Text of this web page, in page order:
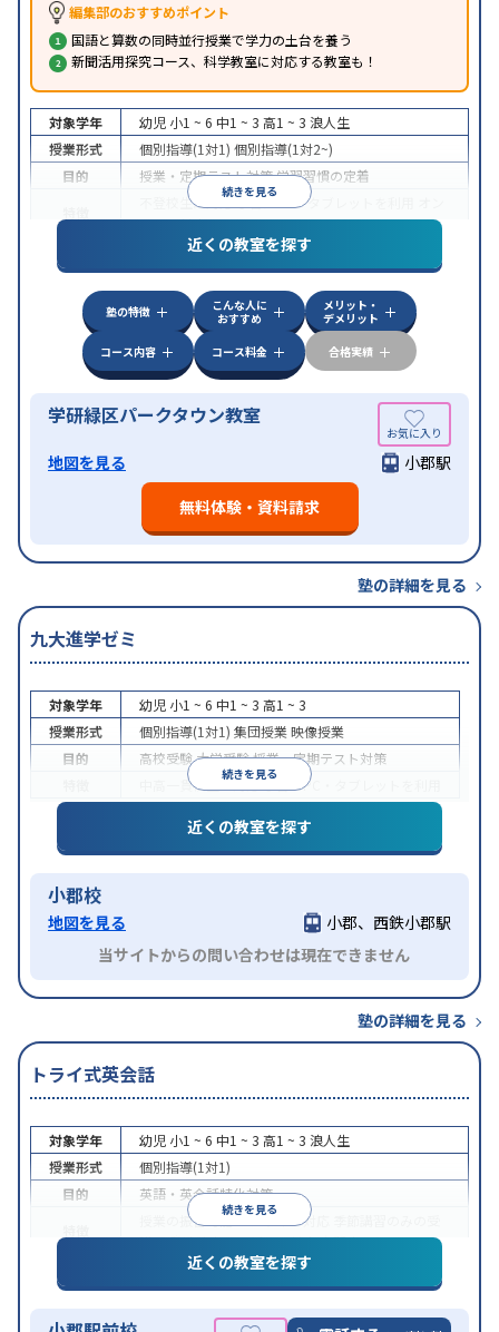
編集部のおすすめポイント
国語と算数の同時並行授業で学力の土台を養う
新聞活用探究コース、科学教室に対応する教室も！
続きを見る
対象学年 幼児 小1 ~ 6 中1 ~ 3 高1 ~ 3 浪人生
授業形式
個別指導(1対1) 個別指導(1対2~)
目的
授業・定期テスト対策学習習慣の定着
不登校生に対応学習にPC・タブレットを利用
ライン対応
近くの教室を探す
塾の特徴
こんな人に
おすすめ
メリット・
デメリット
コース内容
コース料金 合格実績
学研緑区パークタウン教室
地図を見る
小郡駅
無料体験・資料請求
塾の詳細を見る
九大進学ゼミ
続きを見る
対象学年 幼児 小1 ~ 6 中1 ~ 3 高1 ~ 3
授業形式
個別指導(1対1) 集団授業映像授業
目的
高校受験大学受験授業・定期テスト対策
中高一貫校生に対応学習にPC・タブレットを利用
近くの教室を探す
小郡校
地図を見る
小郡、西鉄小郡駅
当サイトからの問い合わせは現在できません
塾の詳細を見る
トライ式英会話
続きを見る
対象学年 幼児 小1 ~ 6 中1 ~ 3 高1 ~ 3 浪人生
授業形式
個別指導(1対1)
目的
英語・英会話特化対策
授業の振替可能オンライン対応
講可発達障害の子どもに対応自習室あり
近くの教室を探す